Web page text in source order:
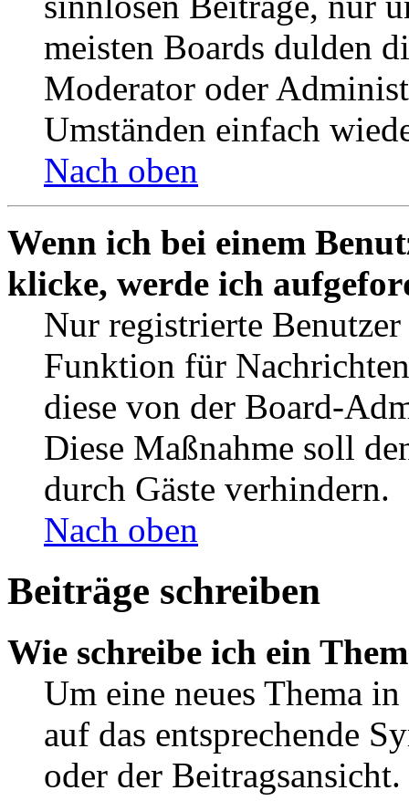
meisten Boards dulden
Moderator oder
Umständen einfach
Nach oben
Wenn ich bei einem
klicke, werde ich
Nur registrierte
Funktion für
diese von der Board-
Diese Maßnahme soll
durch Gäste verhindern.
Nach oben
Beiträge schreiben
Wie schreibe ich ein
Um eine neues Thema
auf das entsprechende
oder der